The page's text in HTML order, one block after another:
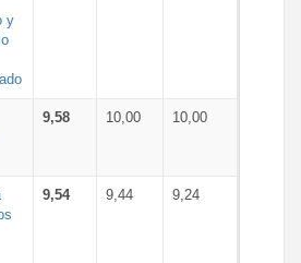
y
9,58 10,00 10,00
9,54 9,44 9,24